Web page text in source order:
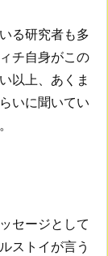
る研究者も多
チ自身がこの
以上、あくま
いに聞いてい
セージとして
ストイが言う